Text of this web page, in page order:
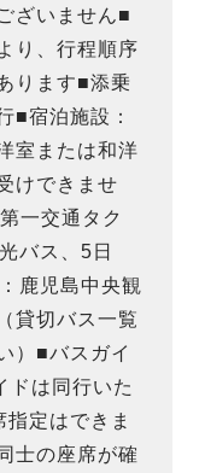
ざいません■
り、行程順序
ります■添乗
■宿泊施設：
室または和洋
けできませ
一交通タク
バス、5日
鹿児島中央観
貸切バス一覧
）■バスガイ
ドは同行いた
定はできま
士の座席が確